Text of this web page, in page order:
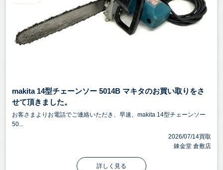
makita 14型チェーンソー 5014B マキタのお買い取りをさ
せて頂きました。
お客さまよりお電話でご連絡いただき、早速、makita 14型チェーンソー
50...
2026/07/14買取
錬金堂 倉敷店
詳しく見る